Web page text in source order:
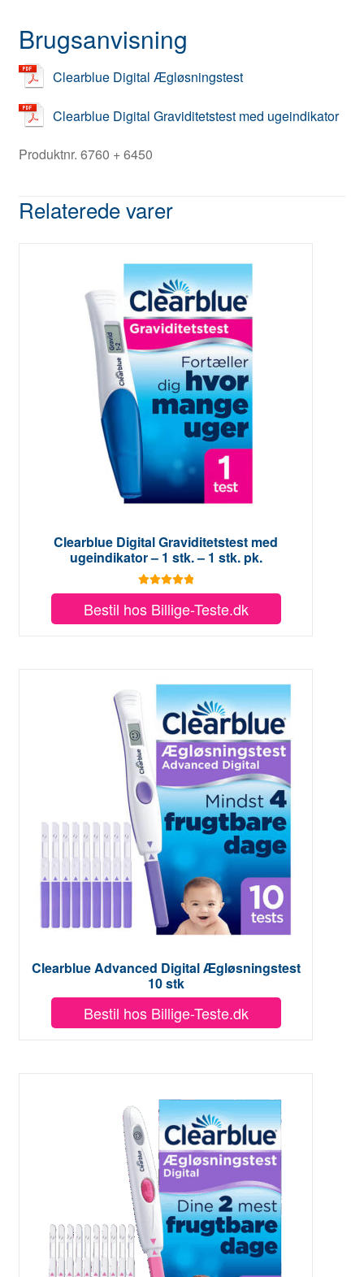
Brugsanvisning
Clearblue Digital Ægløsningstest
Clearblue Digital Graviditetstest med ugeindikator
Produktnr. 6760 + 6450
Relaterede varer
Clearblue Digital Graviditetstest med
ugeindikator – 1 stk. – 1 stk. pk.
Vurderet5.00
ud af 5
Bestil hos Billige-Teste.dk
Clearblue Advanced Digital Ægløsningstest
10 stk
Bestil hos Billige-Teste.dk